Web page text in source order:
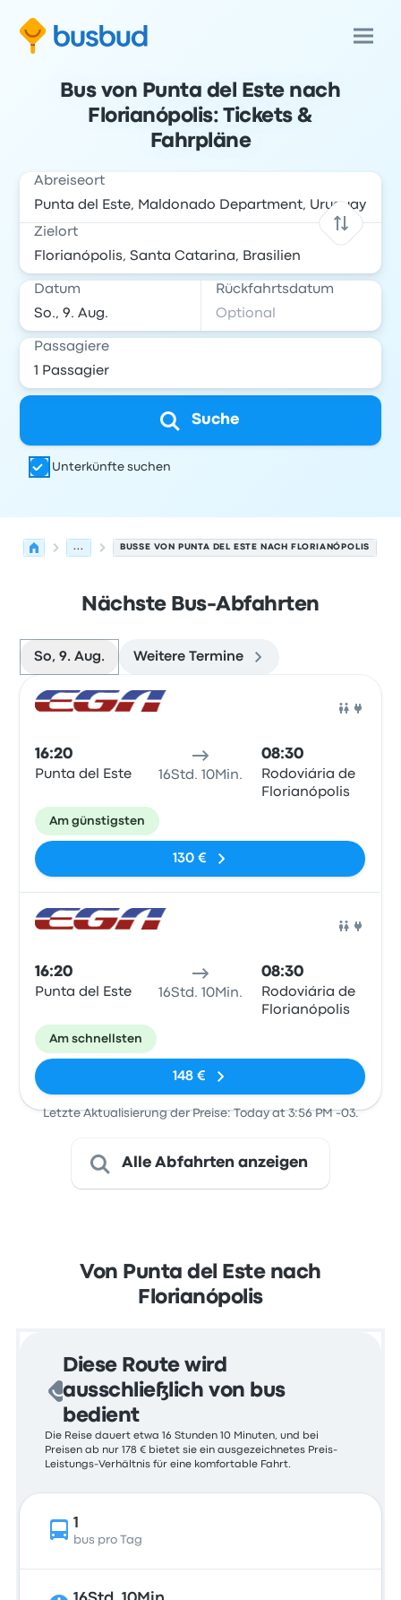
Bus von Punta del Este nach
Florianópolis: Tickets &
Fahrpläne
Abreiseort
Zielort
Datum Rückfahrtsdatum
Passagiere
Suche
Unterkünfte suchen
... BUSSE VON PUNTA DEL ESTE NACH FLORIANÓPOLIS
Nächste Bus-Abfahrten
So, 9. Aug. Weitere Termine
16:20
Punta del Este 16Std. 10Min.
08:30
Rodoviária de
Florianópolis
Am günstigsten
130 €
16:20
Punta del Este 16Std. 10Min.
08:30
Rodoviária de
Florianópolis
Am schnellsten
148 €
Letzte Aktualisierung der Preise: Today at 3:56 PM -03.
Alle Abfahrten anzeigen
Von Punta del Este nach
Florianópolis
Diese Route wird
ausschließlich von bus
bedient
Die Reise dauert etwa 16 Stunden 10 Minuten, und bei
Preisen ab nur 178 € bietet sie ein ausgezeichnetes Preis-
Leistungs-Verhältnis für eine komfortable Fahrt.
1
bus pro Tag